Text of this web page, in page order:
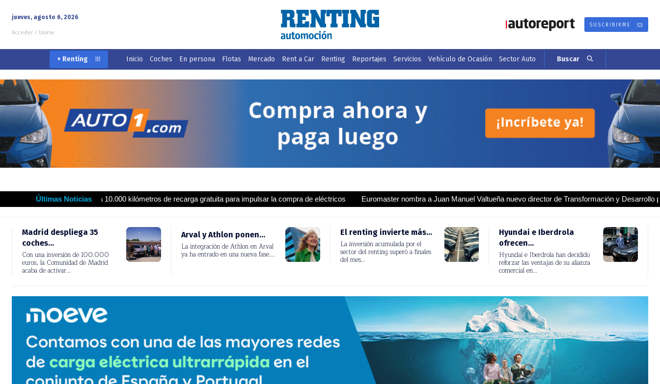
jueves, agosto 6, 2026
Acceder / Unirse
SUSCRIBIRME
+ Renting Inicio Coches En persona Flotas Mercado Rent a Car Renting Reportajes Servicios Vehículo de Ocasión Sector Auto Buscar
Últimas Noticias
ofrecen hasta 10.000 kilómetros de recarga gratuita para impulsar la compra de eléctricos Euromaster nombra a Juan Manuel Valtueña nuevo director de Transformación y Desarrollo para España
Madrid despliega 35
coches...
Con una inversión de 100.000
euros, la Comunidad de Madrid
acaba de activar...
Arval y Athlon ponen...
La integración de Athlon en Arval
ya ha entrado en una nueva
fase....
El renting invierte más...
La inversión acumulada por el
sector del renting superó a finales
del mes...
Hyundai e Iberdrola
ofrecen...
Hyundai e Iberdrola han decidido
reforzar las ventajas de su alianza
comercial en...